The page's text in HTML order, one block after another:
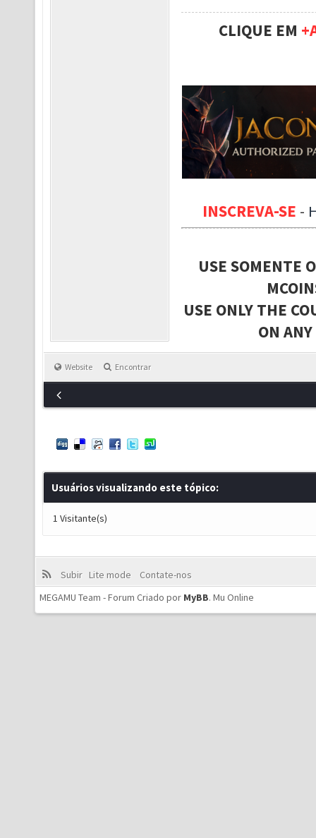
CLIQUE EM
INSCREVA-SE -
USE SOMENTE
USE ONLY THE
ON
Website Encontrar
Usuários visualizando este tópico:
1 Visitante(s)
Subir Lite mode
Contate-nos
MEGAMU Team - Forum Criado por MyBB. Mu Online